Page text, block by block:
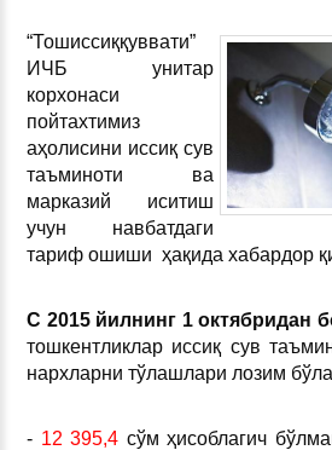
“Тошиссиққуввати”
ИЧБ унитар
корхонаси
пойтахтимиз
аҳолисини иссиқ сув
таъминоти ва
марказий иситиш
учун навбатдаги
тариф ошиши ҳақида хабардор
С 2015 йилнинг 1 октябридан
тошкентликлар иссиқ сув
нархларни тўлашлари лозим
- 12 395,4 сўм ҳисоблагич